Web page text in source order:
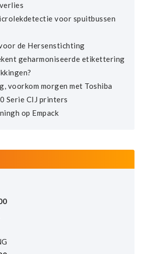
voor spuitbussen
de Hersenstichting
geharmoniseerde etikettering
voorkom morgen met Toshiba
Serie CIJ printers
op Empack